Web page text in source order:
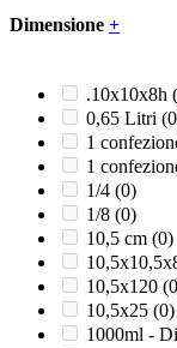
Marrone
Nero
Panna(0)
Rosa
Rosso(0)
Rosso/
Rosso/Nero
Satinato (0)
Trasparente
Turchese
Verde(0)
Verde
Dimensione +
.10x10x8h
0,65 Litri
1
1
1/4 (0)
1/8 (0)
10,5 cm (0)
10,5x120
10,5x25 (0)
1000ml -